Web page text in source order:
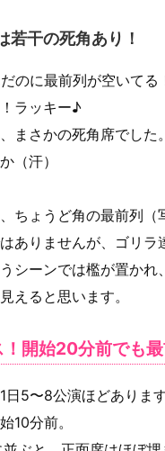
若干の死角あり！
のに最前列が空いてる
ラッキー♪
まさかの死角席でした。
（汗）
ちょうど角の最前列（
ありませんが、ゴリ
シーンでは檻が置かれ
えると思います。
開始20分前でも
5〜8公演ほどあります
10分前。